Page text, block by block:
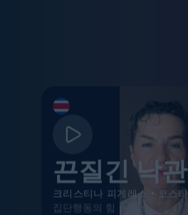
끈질긴 낙
크리스티나 피게레스 •
코스
집단행동의 힘